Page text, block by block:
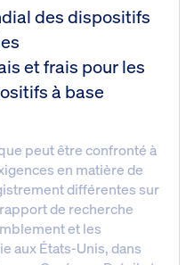
des dispositifs
et frais pour les
à base
peut être confronté à
en matière de
différentes sur
de recherche
et les
aux États-Unis, dans